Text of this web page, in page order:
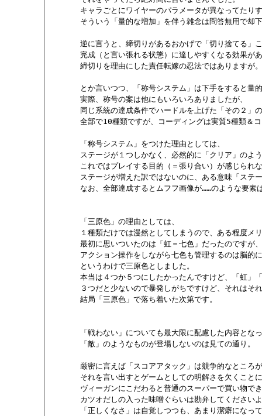
キャラごとにワイヤーのパラメータが異なってたり
そういう「量的な増加」を伴う雑念は問答無用で却
逆に言うと、締切りがあるおかげで「切り捨てる」
完成（と言い張れる状態）に達しやすくなる効果が
       締切りを理由にした責任転嫁の忍法ではありますが。
とか言いつつ、「称号システム」は下手をすると量
       実際、称号の案は他にもいろいろありましたが、
同じ系統の達成条件でハードルを上げた「その２」
全部で10種類ですが、コーディングは実質5種類＆
       「称号システム」をつけた理由としては、
ステージが１つしかなく、必然的に「クリア」のよ
これではプレイする目的（＝張り合い）が感じられ
ステージが増えた訳ではないのに、ある意味「ステ
なお、全部達成するとムフフ画像が……のような要素
       「三原色」の理由としては、
１種類だけでは漫然としてしまうので、ある程度メ
       最初に思いついたのは「虹＝七色」だったのですが、
アクション操作をしながら七色も管理するのは脳的
       というわけで三原色としました。
本当は４つか５つにしたかったんですけど、「虹」
３つだと少ないので暴発しがちですけど、それはそ
       結局「三原色」で落ち着いた次第です。
「戦わない」についても最大限に配慮した内容とな
       「敵」のようなものが登場しないのは見ての通り。
厳密に言えば「スコアアタック」は競争的なところ
それを言い出すとゲームとしての明解さを欠くこと
ヴィーガンにこだわると普通のスーパーで買い物で
カツオだしの入った味噌ぐらいは勘弁してください
「正しくなさ」は自覚しつつも、あまり潔癖になっ